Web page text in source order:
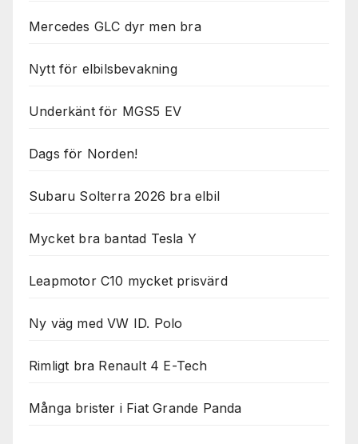
Mercedes GLC dyr men bra
Nytt för elbilsbevakning
Underkänt för MGS5 EV
Dags för Norden!
Subaru Solterra 2026 bra elbil
Mycket bra bantad Tesla Y
Leapmotor C10 mycket prisvärd
Ny väg med VW ID. Polo
Rimligt bra Renault 4 E-Tech
Många brister i Fiat Grande Panda